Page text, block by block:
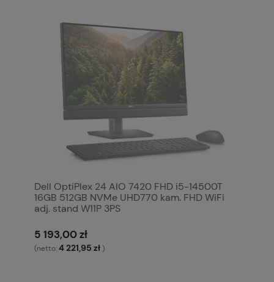
Dell OptiPlex 24 AIO 7420 FHD i5-14500T
16GB 512GB NVMe UHD770 kam. FHD WiFi
adj. stand W11P 3PS
5 193,00 zł
(netto:4 221,95 zł )